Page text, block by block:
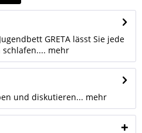
GRETA lässt Sie jede
mehr
und diskutieren... mehr